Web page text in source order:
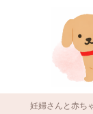
妊婦さんと赤ち